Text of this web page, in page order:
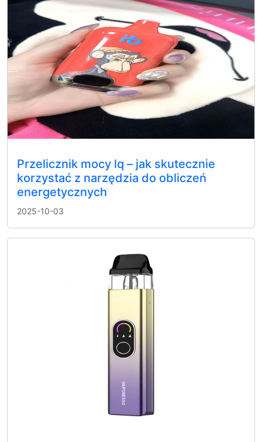
Przelicznik mocy lq – jak skutecznie
korzystać z narzędzia do obliczeń
energetycznych
2025-10-03